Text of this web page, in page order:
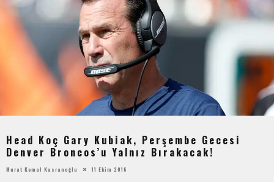
Head Koç Gary Kubiak, Perşembe Gecesi
Denver Broncos’u Yalnız Bırakacak!
Murat Kemal Kasranoğlu 11 Ekim 2016